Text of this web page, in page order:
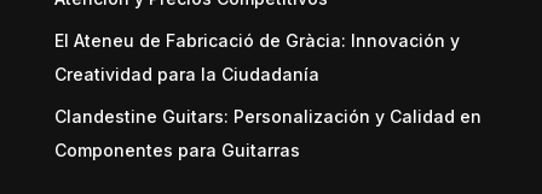
El Ateneu de Fabricació de Gràcia: Innovación y
Creatividad para la Ciudadanía
Clandestine Guitars: Personalización y Calidad en
Componentes para Guitarras